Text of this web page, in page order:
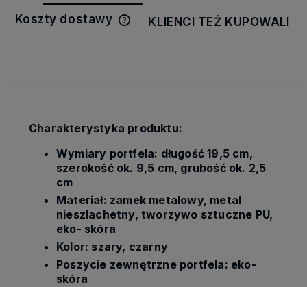
Koszty dostawy
Cena nie zawiera ewentualnych
KLIENCI TEŻ KUPOWALI
Charakterystyka produktu:
Wymiary portfela: długość 19,5 cm,
szerokość ok. 9,5 cm, grubość ok. 2,5
cm
Materiał: zamek metalowy, metal
nieszlachetny, tworzywo sztuczne PU,
eko- skóra
Kolor: szary, czarny
Poszycie zewnętrzne portfela: eko-
skóra